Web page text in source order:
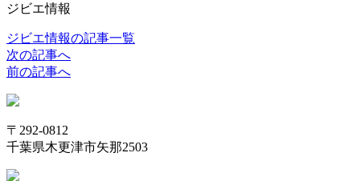
ジビエ情報
ジビエ情報の記事一覧
次の記事へ
前の記事へ
〒292-0812
千葉県木更津市矢那2503